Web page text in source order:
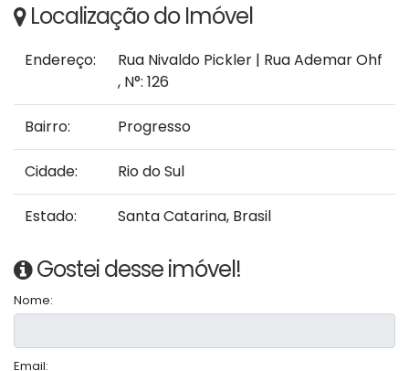
Localização do Imóvel
Endereço:
Rua Nivaldo Pickler | Rua Ademar Ohf
, N°: 126
Bairro: Progresso
Cidade: Rio do Sul
Estado: Santa Catarina, Brasil
Gostei desse imóvel!
Nome:
Email: